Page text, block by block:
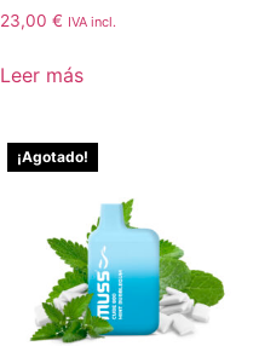
23,00 € IVA incl.
Leer más
¡Agotado!